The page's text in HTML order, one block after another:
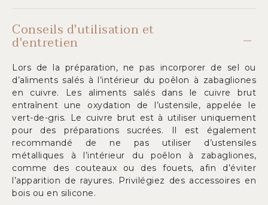
Conseils d'utilisation et
d'entretien
Lors de la préparation, ne pas incorporer de sel ou
d’aliments salés à l’intérieur du poêlon à zabagliones
en cuivre. Les aliments salés dans le cuivre brut
entraînent une oxydation de l’ustensile, appelée le
vert-de-gris. Le cuivre brut est à utiliser uniquement
pour des préparations sucrées. Il est également
recommandé de ne pas utiliser d’ustensiles
métalliques à l’intérieur du poêlon à zabagliones,
comme des couteaux ou des fouets, afin d’éviter
l’apparition de rayures. Privilégiez des accessoires en
bois ou en silicone.